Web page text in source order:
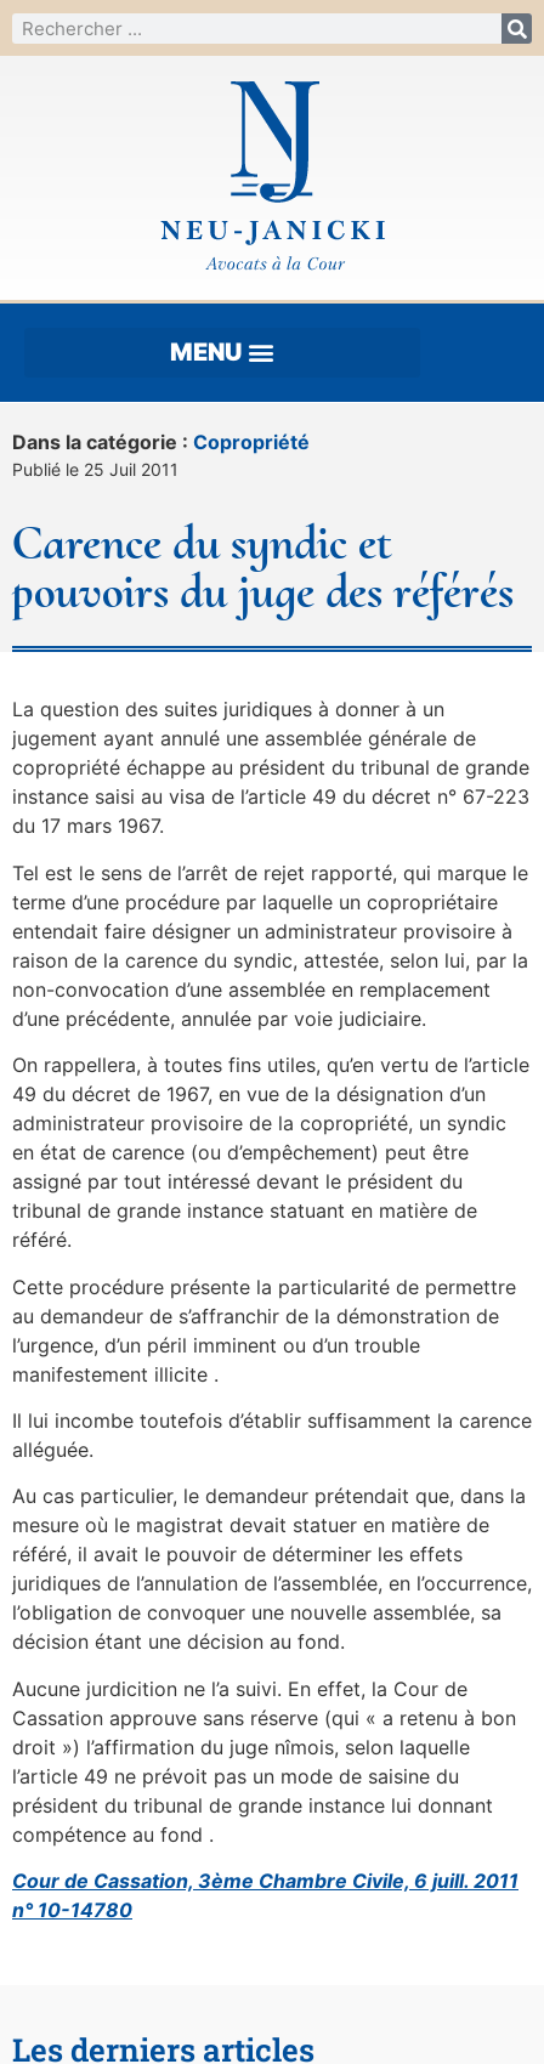
Dans la catégorie : Copropriété
Publié le 25 Juil 2011
Carence du syndic et
pouvoirs du juge des référés
La question des suites juridiques à donner à un
jugement ayant annulé une assemblée générale de
copropriété échappe au président du tribunal de grande
instance saisi au visa de l’article 49 du décret n° 67-223
du 17 mars 1967.
Tel est le sens de l’arrêt de rejet rapporté, qui marque le
terme d’une procédure par laquelle un copropriétaire
entendait faire désigner un administrateur provisoire à
raison de la carence du syndic, attestée, selon lui, par la
non-convocation d’une assemblée en remplacement
d’une précédente, annulée par voie judiciaire.
On rappellera, à toutes fins utiles, qu’en vertu de l’article
49 du décret de 1967, en vue de la désignation d’un
administrateur provisoire de la copropriété, un syndic
en état de carence (ou d’empêchement) peut être
assigné par tout intéressé devant le président du
tribunal de grande instance statuant en matière de
référé.
Cette procédure présente la particularité de permettre
au demandeur de s’affranchir de la démonstration de
l’urgence, d’un péril imminent ou d’un trouble
manifestement illicite .
Il lui incombe toutefois d’établir suffisamment la carence
alléguée.
Au cas particulier, le demandeur prétendait que, dans la
mesure où le magistrat devait statuer en matière de
référé, il avait le pouvoir de déterminer les effets
juridiques de l’annulation de l’assemblée, en l’occurrence,
l’obligation de convoquer une nouvelle assemblée, sa
décision étant une décision au fond.
Aucune jurdicition ne l’a suivi. En effet, la Cour de
Cassation approuve sans réserve (qui « a retenu à bon
droit ») l’affirmation du juge nîmois, selon laquelle
l’article 49 ne prévoit pas un mode de saisine du
président du tribunal de grande instance lui donnant
compétence au fond .
Cour de Cassation, 3ème Chambre Civile, 6 juill. 2011
n° 10-14780
Les derniers articles